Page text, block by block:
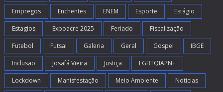
Empregos Enchentes ENEM Esporte Estágio
Estagios Expoacre 2025 Feriado Fiscalização
Futebol Futsal Galeria Geral Gospel IBGE
Inclusão Josafá Vieira Justiça LGBTQIAPN+
Lockdown Manisfestação Meio Ambiente Noticias